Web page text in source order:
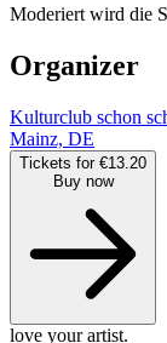
Moderiert wird die
Organizer
Kulturclub schon
Mainz, DE
Tickets for €13.20
Buy now
love your artist.